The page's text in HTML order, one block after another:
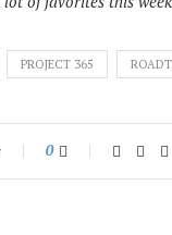
PROJECT 365
0